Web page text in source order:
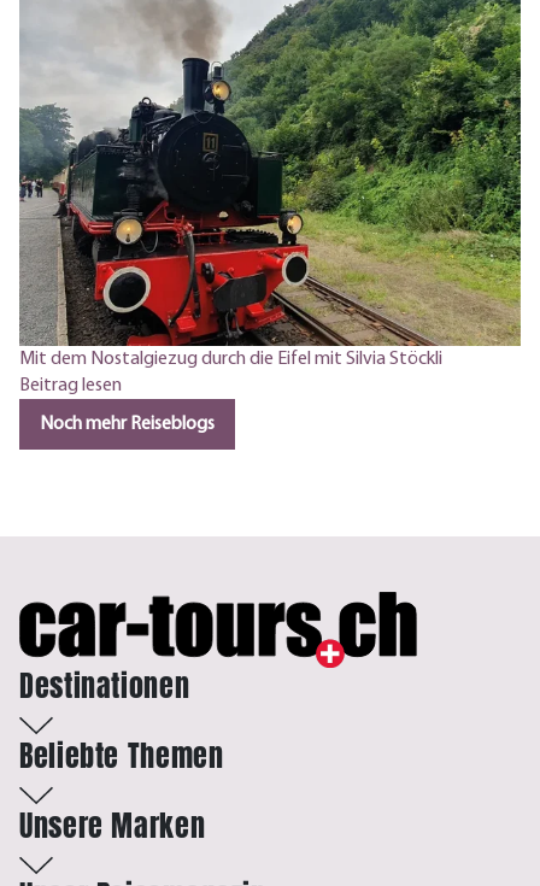
Mit dem Nostalgiezug durch die Eifel mit Silvia Stöckli
Beitrag lesen
Noch mehr Reiseblogs
Destinationen
Beliebte Themen
Unsere Marken